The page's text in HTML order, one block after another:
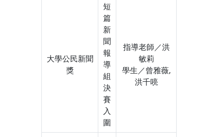
大學公民新聞
獎
短
篇
新
聞
報
導
組
決
賽
入
圍
指導老師／洪
敏莉
學生／曾雅薇,
洪千喨